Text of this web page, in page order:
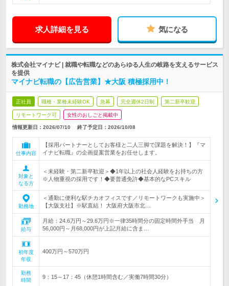
求人詳細を見る 気になる
株式会社マイナビ | 就職や転職などのあらゆる人生の岐路を支えるサービス
を提供
マイナビ転職の【広告営業】★大阪 積極採用中！
正社員 職種・業種未経験OK 急募 完全週休2日制 第二新卒歓迎
リモートワーク可 女性のおしごと掲載中
情報更新日：2026/07/10 終了予定日： 2026/10/08
仕事内容
【採用パートナーとしてお客様と二人三脚で課題を解決！】『マ
イナビ転職』の企画提案営業をお任せします。
対象と
なる方
＜未経験・第二新卒歓迎＞◆1年以上の社会人経験をお持ちの方
※人物重視の採用です！◆要普通免許◆基本的なPCスキル
勤務地
＜通勤に便利な駅チカオフィスです／リモートワークも実施中＞
【大阪支社】※駅直結！ 大阪府大阪市北…
給与
月給：24.6万円～29.6万円※一律35時間分の固定時間外手当 月
56,000円～月68,000円が上記月給に含ま…
初年度
年収
400万円～570万円
勤務
時間
9：15～17：45（休憩1時間含む／実働7時間30分）